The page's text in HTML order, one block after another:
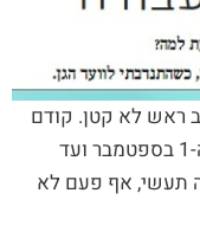
ראש לא קטן. קודם
כל עניין איסוף הכספים הבלתי נגמר, מה-1 בספטמבר ועד
תעשי, אף פעם לא